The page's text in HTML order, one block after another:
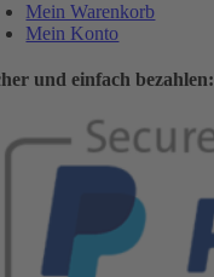
Mein Warenkorb
Mein Konto
und einfach bezahlen: